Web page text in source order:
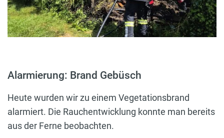
Alarmierung: Brand Gebüsch
Heute wurden wir zu einem Vegetationsbrand
alarmiert. Die Rauchentwicklung konnte man bereits
aus der Ferne beobachten.